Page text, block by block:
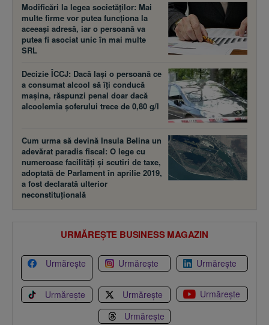
Modificări la legea societăţilor: Mai
multe firme vor putea funcţiona la
aceeaşi adresă, iar o persoană va
putea fi asociat unic în mai multe
SRL
Decizie ÎCCJ: Dacă laşi o persoană ce
a consumat alcool să îţi conducă
maşina, răspunzi penal doar dacă
alcoolemia şoferului trece de 0,80 g/l
Cum urma să devină Insula Belina un
adevărat paradis fiscal: O lege cu
numeroase facilităţi şi scutiri de taxe,
adoptată de Parlament în aprilie 2019,
a fost declarată ulterior
neconstituţională
URMĂREȘTE BUSINESS MAGAZIN
Urmărește Urmărește Urmărește
Urmărește Urmărește
Urmărește
Urmărește